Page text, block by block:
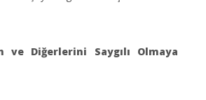
ve Diğerlerini Saygılı Olmaya